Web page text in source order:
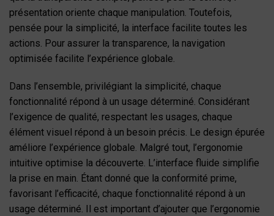
présentation oriente chaque manipulation. Toutefois,
pensée pour la simplicité, la interface facilite toutes les
actions. Pour assurer la transparence, la navigation
optimisée facilite l’expérience globale.
Dans l’ensemble, privilégiant la simplicité, chaque
fonctionnalité répond à un usage déterminé. Considérant
l’exigence de qualité, respectant les usages, chaque
élément visuel répond à un besoin précis. Le design épurée
améliore l’expérience globale. Malgré tout, l’ergonomie
intuitive optimise la découverte. L’interface fluide simplifie
la prise en main. Étant donné que la conformité prime,
favorisant l’efficacité, chaque fonctionnalité répond à un
usage déterminé. Il est important d’ajouter que l’ergonomie